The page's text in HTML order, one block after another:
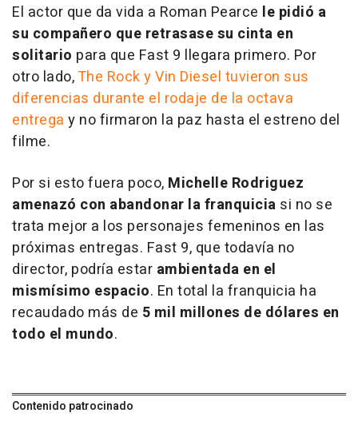
El actor que da vida a Roman Pearce le pidió a
su compañero que retrasase su cinta en
solitario para que Fast 9 llegara primero. Por
otro lado,The Rock y Vin Diesel tuvieron sus
diferencias durante el rodaje de la octava
entrega y no firmaron la paz hasta el estreno del
filme.
Por si esto fuera poco, Michelle Rodriguez
amenazó con abandonar la franquicia si no se
trata mejor a los personajes femeninos en las
próximas entregas. Fast 9, que todavía no
director, podría estar ambientada en el
mismísimo espacio. En total la franquicia ha
recaudado más de 5 mil millones de dólares en
todo el mundo.
Contenido patrocinado